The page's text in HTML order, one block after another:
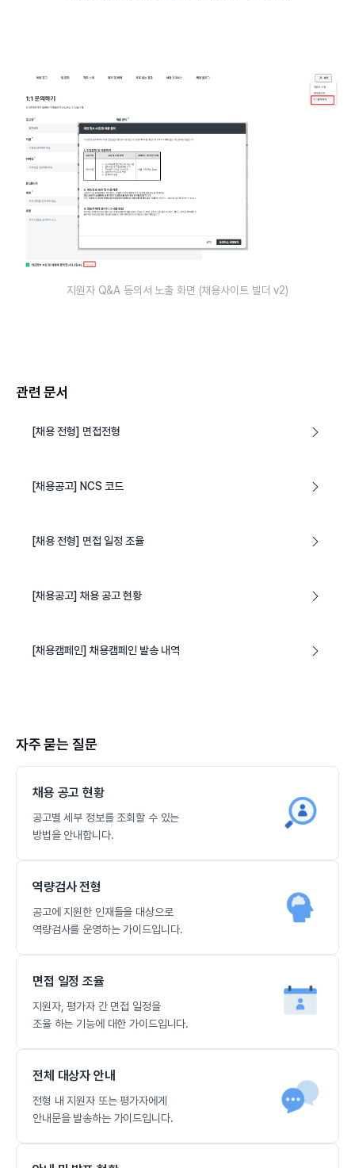
지원자 Q&A 동의서 노출 화면 (채용사이트 빌더 v2)
관련 문서
[채용 전형] 면접전형
[채용공고] NCS 코드
[채용 전형] 면접 일정 조율
[채용공고] 채용 공고 현황
[채용캠페인] 채용캠페인 발송 내역
자주 묻는 질문
채용 공고 현황
공고별 세부 정보를 조회할 수 있는
방법을 안내합니다.
역량검사 전형
공고에 지원한 인재들을 대상으로
역량검사를 운영하는 가이드입니다.
면접 일정 조율
지원자, 평가자 간 면접 일정을
조율 하는 기능에 대한 가이드입니다.
전체 대상자 안내
전형 내 지원자 또는 평가자에게
안내문을 발송하는 가이드입니다.